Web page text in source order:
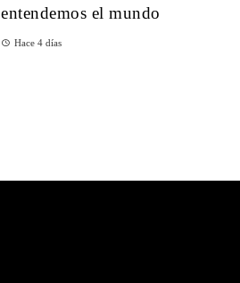
entendemos el mundo
Hace 4 días